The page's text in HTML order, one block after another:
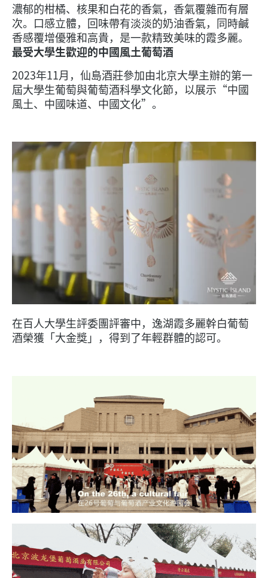
濃郁的柑橘、核果和白花的香氣，香氣覆雜而有層
次。口感立體，回味帶有淡淡的奶油香氣，同時鹹
香感覆增優雅和高貴，是一款精致美味的霞多麗。
最受大學生歡迎的中國風土葡萄酒
2023年11月，仙島酒莊參加由北京大學主辦的第一
屆大學生葡萄與葡萄酒科學文化節，以展示“中國
風土、中國味道、中國文化”。
在百人大學生評委團評審中，逸湖霞多麗幹白葡萄
酒榮獲「大金獎」，得到了年輕群體的認可。